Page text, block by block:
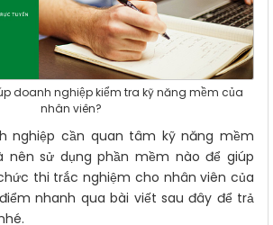
doanh nghiệp kiểm tra kỹ năng mềm của
nhân viên?
nghiệp cần quan tâm kỹ năng mềm
nên sử dụng phần mềm nào để giúp
thi trắc nghiệm cho nhân viên của
nhanh qua bài viết sau đây để trả